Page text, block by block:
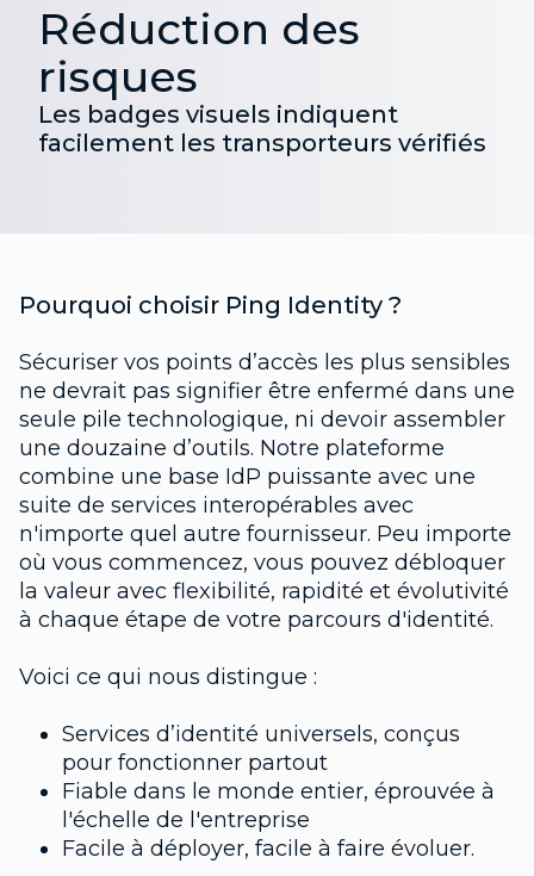
Réduction des
risques
Les badges visuels indiquent
facilement les transporteurs vérifiés
Pourquoi choisir Ping Identity ?
Sécuriser vos points d’accès les plus sensibles
ne devrait pas signifier être enfermé dans une
seule pile technologique, ni devoir assembler
une douzaine d’outils. Notre plateforme
combine une base IdP puissante avec une
suite de services interopérables avec
n'importe quel autre fournisseur. Peu importe
où vous commencez, vous pouvez débloquer
la valeur avec flexibilité, rapidité et évolutivité
à chaque étape de votre parcours d'identité.
Voici ce qui nous distingue :
Services d’identité universels, conçus
pour fonctionner partout
Fiable dans le monde entier, éprouvée à
l'échelle de l'entreprise
Facile à déployer, facile à faire évoluer.